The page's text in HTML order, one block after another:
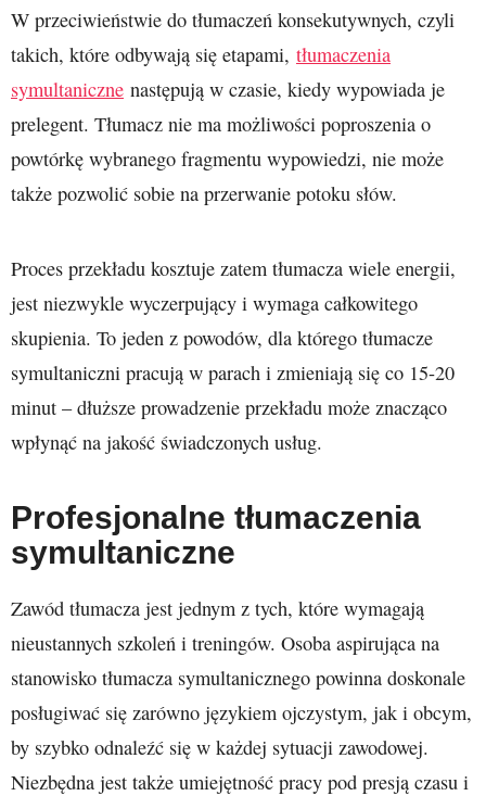
W przeciwieństwie do tłumaczeń konsekutywnych, czyli
takich, które odbywają się etapami, tłumaczenia
symultaniczne następują w czasie, kiedy wypowiada je
prelegent. Tłumacz nie ma możliwości poproszenia o
powtórkę wybranego fragmentu wypowiedzi, nie może
także pozwolić sobie na przerwanie potoku słów.
Proces przekładu kosztuje zatem tłumacza wiele energii,
jest niezwykle wyczerpujący i wymaga całkowitego
skupienia. To jeden z powodów, dla którego tłumacze
symultaniczni pracują w parach i zmieniają się co 15-20
minut – dłuższe prowadzenie przekładu może znacząco
wpłynąć na jakość świadczonych usług.
Profesjonalne tłumaczenia
symultaniczne
Zawód tłumacza jest jednym z tych, które wymagają
nieustannych szkoleń i treningów. Osoba aspirująca na
stanowisko tłumacza symultanicznego powinna doskonale
posługiwać się zarówno językiem ojczystym, jak i obcym,
by szybko odnaleźć się w każdej sytuacji zawodowej.
Niezbędna jest także umiejętność pracy pod presją czasu i